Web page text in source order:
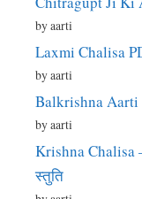
by aarti
Laxmi Chalisa
by aarti
Balkrishna Aarti
by aarti
Krishna Chalisa
स्तुति